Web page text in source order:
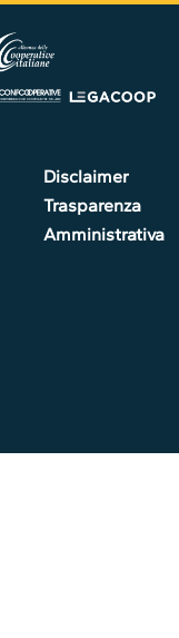
Disclaimer
Trasparenza
Amministrativa